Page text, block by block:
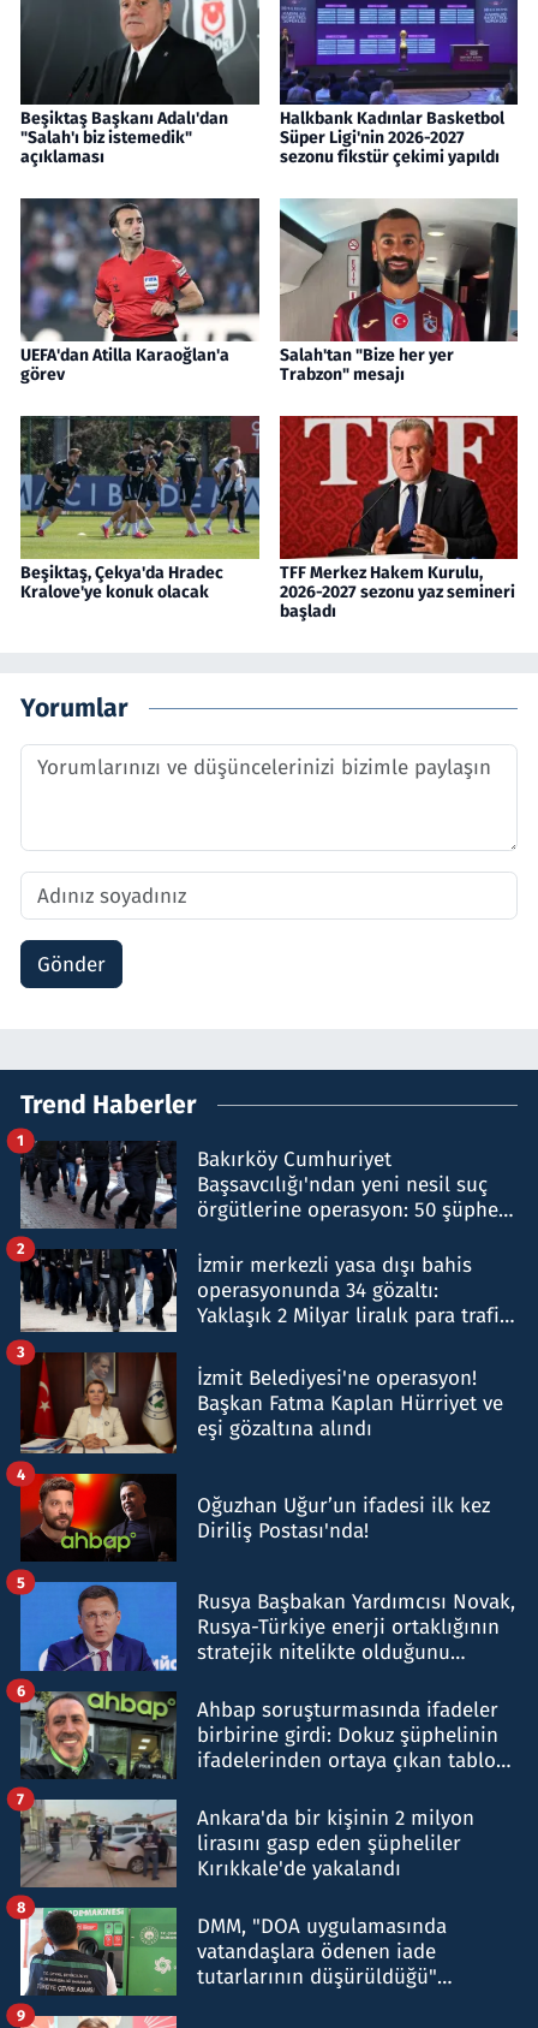
Beşiktaş Başkanı Adalı'dan
"Salah'ı biz istemedik"
açıklaması
Halkbank Kadınlar Basketbol
Süper Ligi'nin 2026-2027
sezonu fikstür çekimi yapıldı
UEFA'dan Atilla Karaoğlan'a
görev
Salah'tan "Bize her yer
Trabzon" mesajı
Beşiktaş, Çekya'da Hradec
Kralove'ye konuk olacak
TFF Merkez Hakem Kurulu,
2026-2027 sezonu yaz semineri
başladı
Yorumlar
Gönder
Trend Haberler
Bakırköy Cumhuriyet
Başsavcılığı'ndan yeni nesil suç
örgütlerine operasyon: 50 şüpheli
1
İzmir merkezli yasa dışı bahis
operasyonunda 34 gözaltı:
Yaklaşık 2 Milyar liralık para trafiği
2
İzmit Belediyesi'ne operasyon!
Başkan Fatma Kaplan Hürriyet ve
eşi gözaltına alındı
3
Oğuzhan Uğur’un ifadesi ilk kez
Diriliş Postası'nda!
4
Rusya Başbakan Yardımcısı Novak,
Rusya-Türkiye enerji ortaklığının
stratejik nitelikte olduğunu
5
Ahbap soruşturmasında ifadeler
birbirine girdi: Dokuz şüphelinin
ifadelerinden ortaya çıkan tablo
6
Ankara'da bir kişinin 2 milyon
lirasını gasp eden şüpheliler
Kırıkkale'de yakalandı
7
DMM, "DOA uygulamasında
vatandaşlara ödenen iade
tutarlarının düşürüldüğü"
8
9